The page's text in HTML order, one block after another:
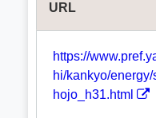
URL
https://
hi/kankyo/
hojo_h31.html